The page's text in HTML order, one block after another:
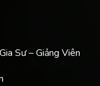
Sư – Giảng Viên